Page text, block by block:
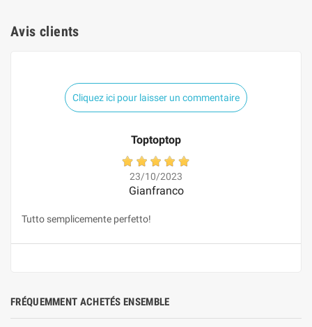
Avis clients
Cliquez ici pour laisser un commentaire
Toptoptop
23/10/2023
Gianfranco
Tutto semplicemente perfetto!
FRÉQUEMMENT ACHETÉS ENSEMBLE